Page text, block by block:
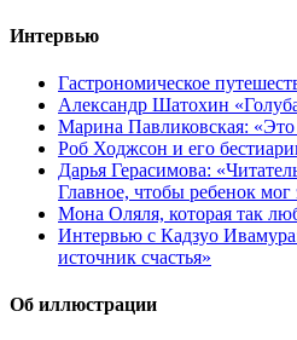
Интервью
Гастрономическое
Александр Шатохин
Марина Павликовская: «Это
Роб Ходжсон и его
Дарья Герасимова:
Главное, чтобы ребенок мог
Мона Оляля, которая так
Интервью с Кадзуо
источник счастья»
Об иллюстрации